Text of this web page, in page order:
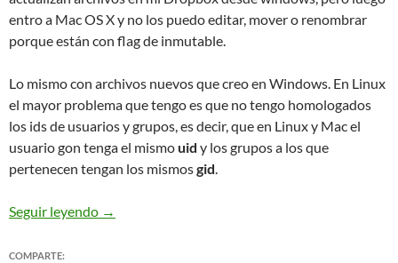
entro a Mac OS X y no los puedo editar, mover o renombrar
porque están con flag de inmutable.
Lo mismo con archivos nuevos que creo en Windows. En Linux
el mayor problema que tengo es que no tengo homologados
los ids de usuarios y grupos, es decir, que en Linux y Mac el
usuario gon tenga el mismouid y los grupos a los que
pertenecen tengan los mismosgid.
Seguir leyendo Permisos en Mac OS X y chflags
→
COMPARTE: